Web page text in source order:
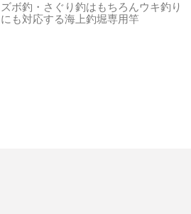
ズボ釣・さぐり釣はもちろんウキ釣り
にも対応する海上釣堀専用竿